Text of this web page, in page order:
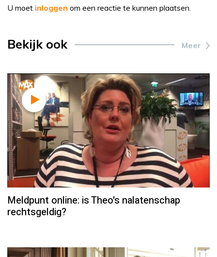
U moet inloggen om een reactie te kunnen plaatsen.
Bekijk ook Meer
Meldpunt online: is Theo's nalatenschap
rechtsgeldig?